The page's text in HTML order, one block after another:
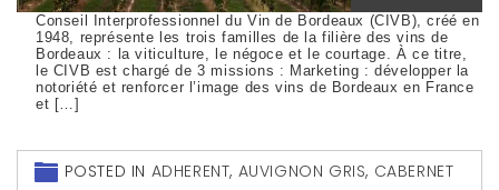
Conseil Interprofessionnel du Vin de Bordeaux (CIVB), créé en
1948, représente les trois familles de la filière des vins de
Bordeaux : la viticulture, le négoce et le courtage. À ce titre,
le CIVB est chargé de 3 missions : Marketing : développer la
notoriété et renforcer l’image des vins de Bordeaux en France
et […]
POSTED IN ADHERENT, AUVIGNON GRIS, CABERNET